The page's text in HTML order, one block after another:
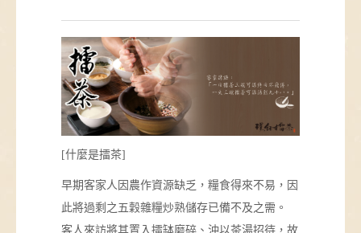
[什麼是擂茶]
早期客家人因農作資源缺乏，糧食得來不易，因
此將過剩之五穀雜糧炒熟儲存已備不及之需。
客人來訪將其置入擂缽磨碎、沖以茶湯招待，故